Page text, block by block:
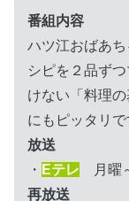
番組内容
ハツ江おばあ
シピを２品ず
けない「料理
にもピッタリで
放送
・ Eテレ 月曜
再放送